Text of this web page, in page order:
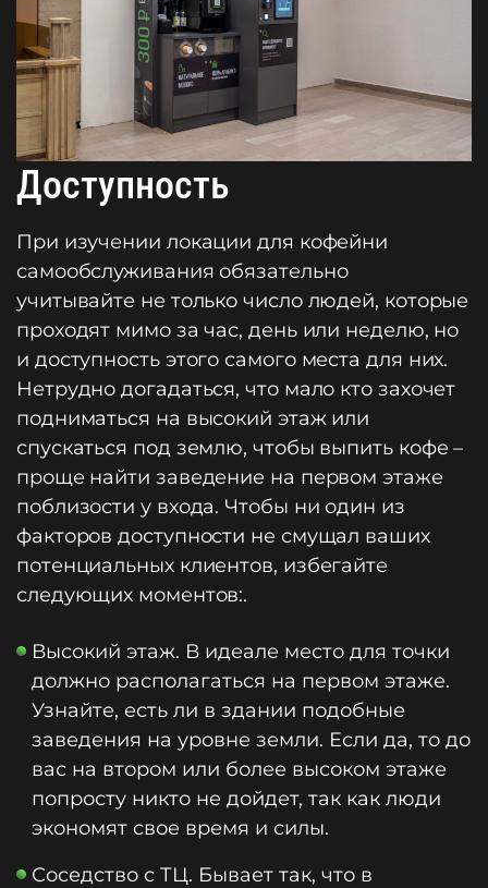
Доступность
При изучении локации для кофейни
самообслуживания обязательно
учитывайте не только число людей, которые
проходят мимо за час, день или неделю, но
и доступность этого самого места для них.
Нетрудно догадаться, что мало кто захочет
подниматься на высокий этаж или
спускаться под землю, чтобы выпить кофе –
проще найти заведение на первом этаже
поблизости у входа. Чтобы ни один из
факторов доступности не смущал ваших
потенциальных клиентов, избегайте
следующих моментов:.
Высокий этаж. В идеале место для точки
должно располагаться на первом этаже.
Узнайте, есть ли в здании подобные
заведения на уровне земли. Если да, то до
вас на втором или более высоком этаже
попросту никто не дойдет, так как люди
экономят свое время и силы.
Соседство с ТЦ. Бывает так, что в